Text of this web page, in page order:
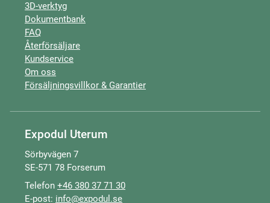
3D-verktyg
Dokumentbank
FAQ
Återförsäljare
Kundservice
Om oss
Försäljningsvillkor & Garantier
Expodul Uterum
Sörbyvägen 7
SE-571 78 Forserum
Telefon +46 380 37 71 30
E-post: info@expodul.se